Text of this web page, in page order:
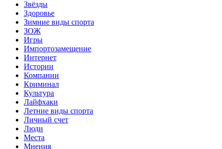
Звёзды
Здоровье
Зимние виды спорта
ЗОЖ
Игры
Импортозамещение
Интернет
Истории
Компании
Криминал
Культура
Лайфхаки
Летние виды спорта
Личный счет
Люди
Места
Мнения